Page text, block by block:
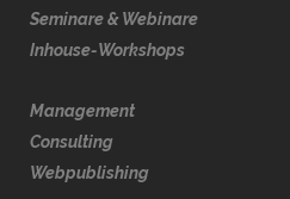
Seminare & Webinare
Inhouse-Workshops
Management
Consulting
Webpublishing